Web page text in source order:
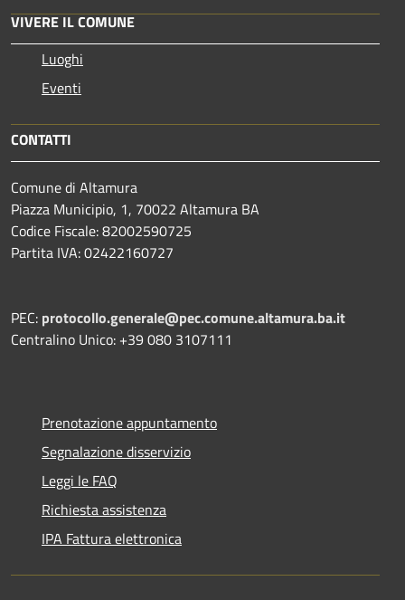
VIVERE IL COMUNE
Luoghi
Eventi
CONTATTI
Comune di Altamura
Piazza Municipio, 1, 70022 Altamura BA
Codice Fiscale: 82002590725
Partita IVA: 02422160727
PEC: protocollo.generale@pec.comune.altamura.ba.it
Centralino Unico: +39 080 3107111
Prenotazione appuntamento
Segnalazione disservizio
Leggi le FAQ
Richiesta assistenza
IPA Fattura elettronica